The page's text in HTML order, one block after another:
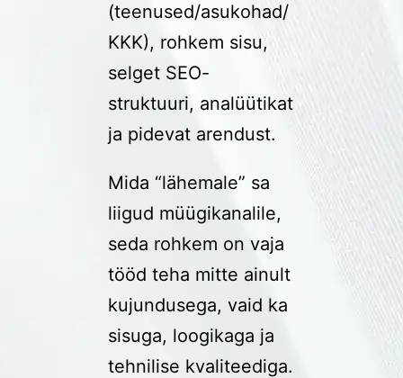
(teenused/asukohad/
KKK), rohkem sisu,
selget SEO-
struktuuri, analüütikat
ja pidevat arendust.
Mida “lähemale” sa
liigud müügikanalile,
seda rohkem on vaja
tööd teha mitte ainult
kujundusega, vaid ka
sisuga, loogikaga ja
tehnilise kvaliteediga.